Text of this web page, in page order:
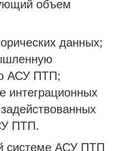
объем
данных;
АСУ ПТП;
интеграционных
ПТП.
системе АСУ ПТП